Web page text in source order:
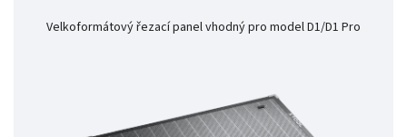
Velkoformátový řezací panel vhodný pro model D1/D1 Pro